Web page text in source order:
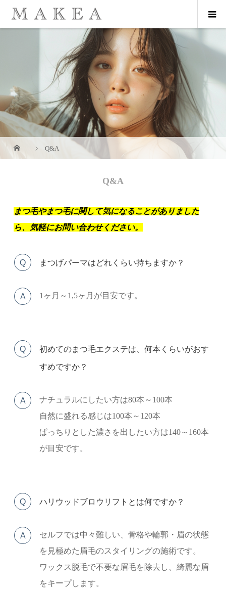
Q&A
Q&A
まつ毛やまつ毛に関して気になることがありました
ら、気軽にお問い合わせください。
Q まつげパーマはどれくらい持ちますか？
A 1ヶ月～1,5ヶ月が目安です。
Q 初めてのまつ毛エクステは、何本くらいがおす
すめですか？
A
ナチュラルにしたい方は80本～100本
自然に盛れる感じは100本～120本
ぱっちりとした濃さを出したい方は140～160本
が目安です。
Q ハリウッドブロウリフトとは何ですか？
A
セルフでは中々難しい、骨格や輪郭・眉の状態
を見極めた眉毛のスタイリングの施術です。
ワックス脱毛で不要な眉毛を除去し、綺麗な眉
をキープします。